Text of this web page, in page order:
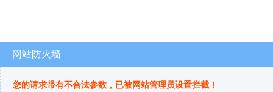
网站防火墙
您的请求带有不合法参数，已被网站管理员设置拦截！